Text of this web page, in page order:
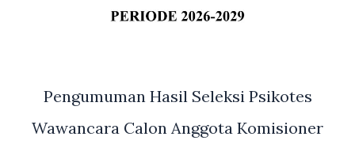
Pengumuman Hasil Seleksi Psikotes
Wawancara Calon Anggota Komisioner